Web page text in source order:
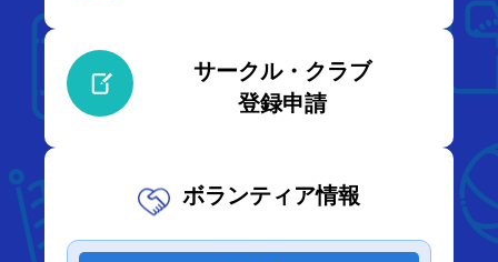
サークル・クラブ
登録申請
ボランティア情報